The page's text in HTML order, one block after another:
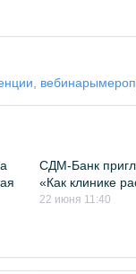
вебинары
СДМ-Банк
«Как клинике
22 июня 11:40